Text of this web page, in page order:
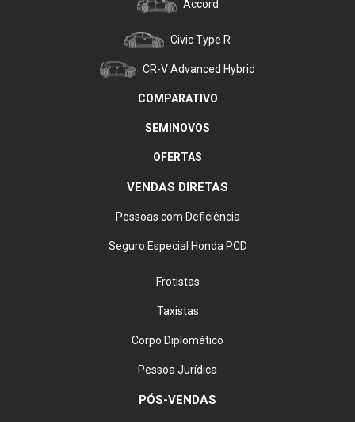
Accord
Civic Type R
CR-V Advanced Hybrid
COMPARATIVO
SEMINOVOS
OFERTAS
VENDAS DIRETAS
Pessoas com Deficiência
Seguro Especial Honda PCD
Frotistas
Taxistas
Corpo Diplomático
Pessoa Jurídica
PÓS-VENDAS